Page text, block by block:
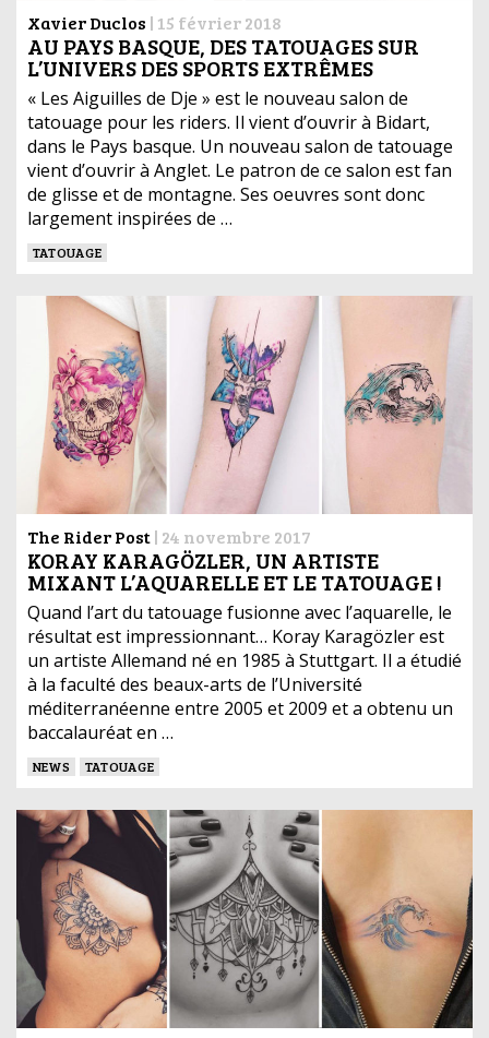
Xavier Duclos | 15 février 2018
AU PAYS BASQUE, DES TATOUAGES SUR
L’UNIVERS DES SPORTS EXTRÊMES
« Les Aiguilles de Dje » est le nouveau salon de
tatouage pour les riders. Il vient d’ouvrir à Bidart,
dans le Pays basque. Un nouveau salon de tatouage
vient d’ouvrir à Anglet. Le patron de ce salon est fan
de glisse et de montagne. Ses oeuvres sont donc
largement inspirées de …
TATOUAGE
The Rider Post| 24 novembre 2017
KORAY KARAGÖZLER, UN ARTISTE
MIXANT L’AQUARELLE ET LE TATOUAGE !
Quand l’art du tatouage fusionne avec l’aquarelle, le
résultat est impressionnant… Koray Karagözler est
un artiste Allemand né en 1985 à Stuttgart. Il a étudié
à la faculté des beaux-arts de l’Université
méditerranéenne entre 2005 et 2009 et a obtenu un
baccalauréat en …
NEWS TATOUAGE